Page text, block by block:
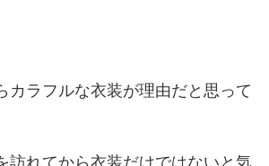
カラフルな衣装が理由だと思って
訪れてから衣装だけではないと気